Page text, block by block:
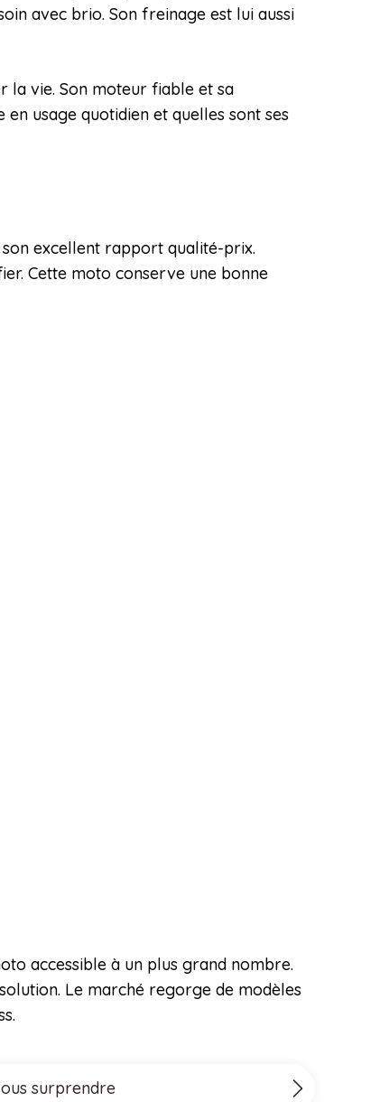
avec brio. Son freinage est lui aussi
la vie. Son moteur fiable et sa
usage quotidien et quelles sont ses
son excellent rapport qualité-prix.
Cette moto conserve une bonne
accessible à un plus grand nombre.
Le marché regorge de modèles
surprendre